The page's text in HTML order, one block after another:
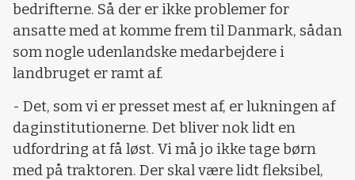
bedrifterne. Så der er ikke problemer for
ansatte med at komme frem til Danmark, sådan
som nogle udenlandske medarbejdere i
landbruget er ramt af.
- Det, som vi er presset mest af, er lukningen af
daginstitutionerne. Det bliver nok lidt en
udfordring at få løst. Vi må jo ikke tage børn
med på traktoren. Der skal være lidt fleksibel,